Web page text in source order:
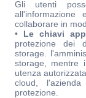
Gli utenti
collaborare in
• Le chiavi
protezione dei
storage.
storage, mentre
utenza
cloud,
protezione.